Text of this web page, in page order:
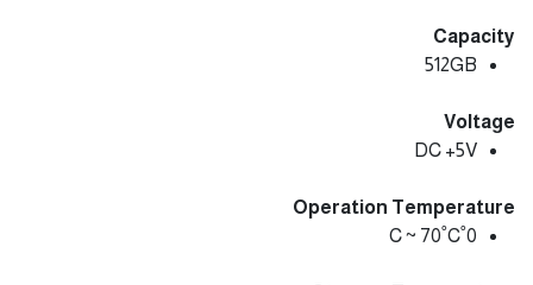
Capacity
512GB
Voltage
DC +5V
Operation Temperature
0˚C ~ 70˚C